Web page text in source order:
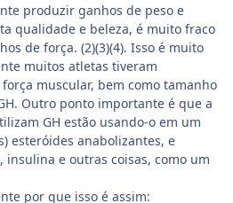
produzir ganhos de peso e
qualidade e beleza, é muito fraco
de força. (2)(3)(4). Isso é muito
muitos atletas tiveram
muscular, bem como tamanho
Outro ponto importante é que a
GH estão usando-o em um
esteróides anabolizantes, e
insulina e outras coisas, como um
por que isso é assim: